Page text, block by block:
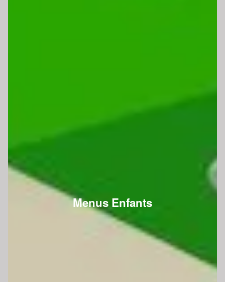
Menus Enfants